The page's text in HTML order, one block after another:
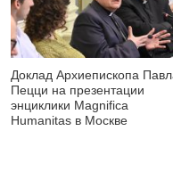
Доклад Архиепископа
Пецци на презентации
энциклики Magnifica
Нumanitas в Москве